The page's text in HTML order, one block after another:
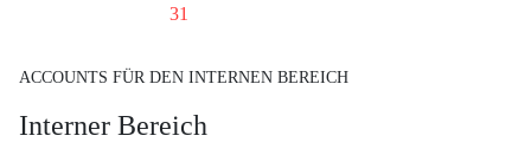
31
ACCOUNTS FÜR DEN INTERNEN BEREICH
Interner Bereich